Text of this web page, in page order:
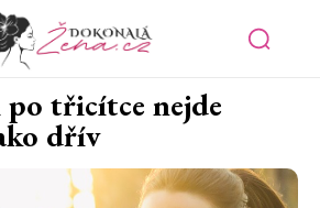
po třicítce nejde
dřív